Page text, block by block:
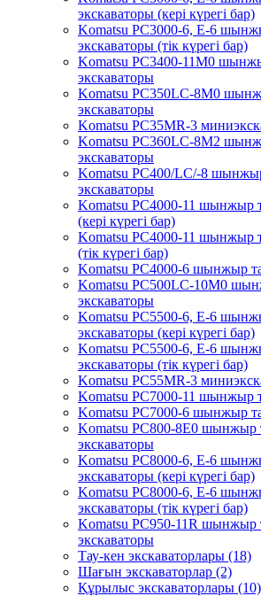
экскаваторы (кері күрегі бар)
Komatsu PC3000-6, Е-6
экскаваторы (тік күрегі бар)
Komatsu PC3400-11M0
экскаваторы
Komatsu PC350LC-8M0
экскаваторы
Komatsu PC35MR-3
Komatsu PC360LC-8M2
экскаваторы
Komatsu PC400/LC/-8
экскаваторы
Komatsu PC4000-11 шынжыр
(кері күрегі бар)
Komatsu PC4000-11 шынжыр
(тік күрегі бар)
Komatsu PC4000-6 шынжыр
Komatsu PC500LC-10M0
экскаваторы
Komatsu PC5500-6, Е-6
экскаваторы (кері күрегі бар)
Komatsu PC5500-6, Е-6
экскаваторы (тік күрегі бар)
Komatsu PC55MR-3
Komatsu PC7000-11 шынжыр
Komatsu PC7000-6 шынжыр
Komatsu PC800-8E0 шынжыр
экскаваторы
Komatsu PC8000-6, Е-6
экскаваторы (кері күрегі бар)
Komatsu PC8000-6, Е-6
экскаваторы (тік күрегі бар)
Komatsu PC950-11R шынжыр
экскаваторы
Тау-кен экскаваторлары (18)
Шағын экскаваторлар (2)
Құрылыс экскаваторлары (10)